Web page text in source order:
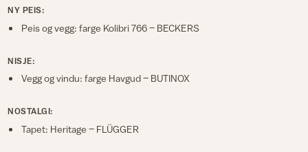
NY PEIS:
Peis og vegg: farge Kolibri 766 – BECKERS
NISJE:
Vegg og vindu: farge Havgud – BUTINOX
NOSTALGI:
Tapet: Heritage – FLÜGGER